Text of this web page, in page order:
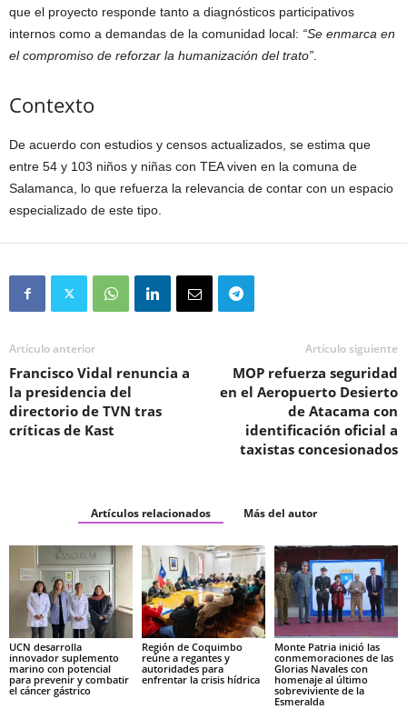
que el proyecto responde tanto a diagnósticos participativos
internos como a demandas de la comunidad local: “Se enmarca en
el compromiso de reforzar la humanización del trato”
Contexto
De acuerdo con estudios y censos actualizados, se estima que
entre 54 y 103 niños y niñas con TEA viven en la comuna de
Salamanca, lo que refuerza la relevancia de contar con un espacio
especializado de este tipo.
Artículo anterior
Francisco Vidal renuncia a
la presidencia del
directorio de TVN tras
críticas de Kast
Artículo siguiente
MOP refuerza seguridad
en el Aeropuerto Desierto
de Atacama con
identificación oficial a
taxistas concesionados
Artículos relacionados Más del autor
UCN desarrolla
innovador suplemento
marino con potencial
para prevenir y combatir
el cáncer gástrico
Región de Coquimbo
reúne a regantes y
autoridades para
enfrentar la crisis hídrica
Monte Patria inició las
conmemoraciones de las
Glorias Navales con
homenaje al último
sobreviviente de la
Esmeralda